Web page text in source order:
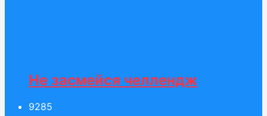
Не засмейся челлендж
9285